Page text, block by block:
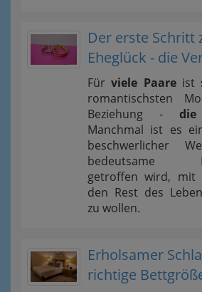
Der erste Schritt
Eheglück - die
Fürviele Paareist
romantischsten
Beziehung - die
Manchmal ist es
beschwerlicher
bedeutsame
getroffen wird, mit
den Rest des
zu wollen.
Erholsamer
richtige